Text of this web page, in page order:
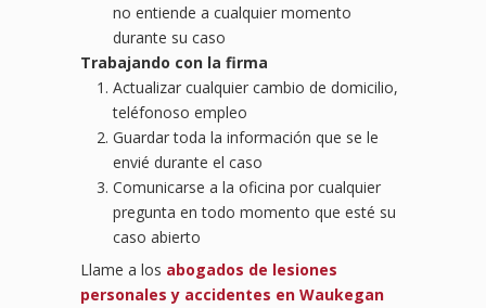
no entiende a cualquier momento
durante su caso
Trabajando con la firma
Actualizar cualquier cambio de domicilio,
teléfonoso empleo
Guardar toda la información que se le
envié durante el caso
Comunicarse a la oficina por cualquier
pregunta en todo momento que esté su
caso abierto
Llame a los abogados de lesiones
personales y accidentes en Waukegan